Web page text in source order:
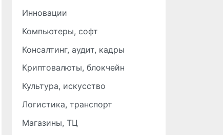
Инновации
Компьютеры, софт
Консалтинг, аудит, кадры
Криптовалюты, блокчейн
Культура, искусство
Логистика, транспорт
Магазины, ТЦ